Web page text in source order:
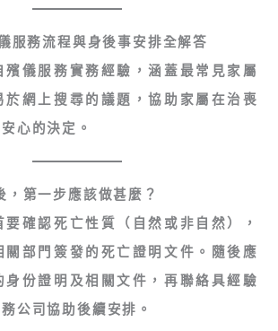
服務流程與身後事安排全解答
殯儀服務實務經驗，涵蓋最常見家屬
於網上搜尋的議題，協助家屬在治喪
心的決定。
，第一步應該做甚麼？
要確認死亡性質（自然或非自然），
關部門簽發的死亡證明文件。隨後應
身份證明及相關文件，再聯絡具經驗
公司協助後續安排。